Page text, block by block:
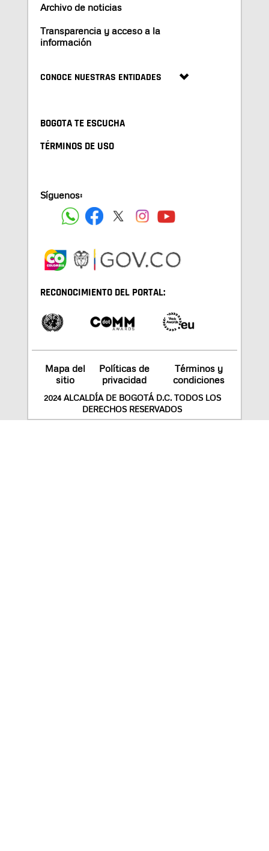
Archivo de noticias
Transparencia y acceso a la
información
CONOCE NUESTRAS ENTIDADES
BOGOTA TE ESCUCHA
TÉRMINOS DE USO
Síguenos:
RECONOCIMIENTO DEL PORTAL:
Mapa del
sitio
Políticas de
privacidad
Términos y
condiciones
2024 ALCALDÍA DE BOGOTÁ D.C. TODOS LOS
DERECHOS RESERVADOS